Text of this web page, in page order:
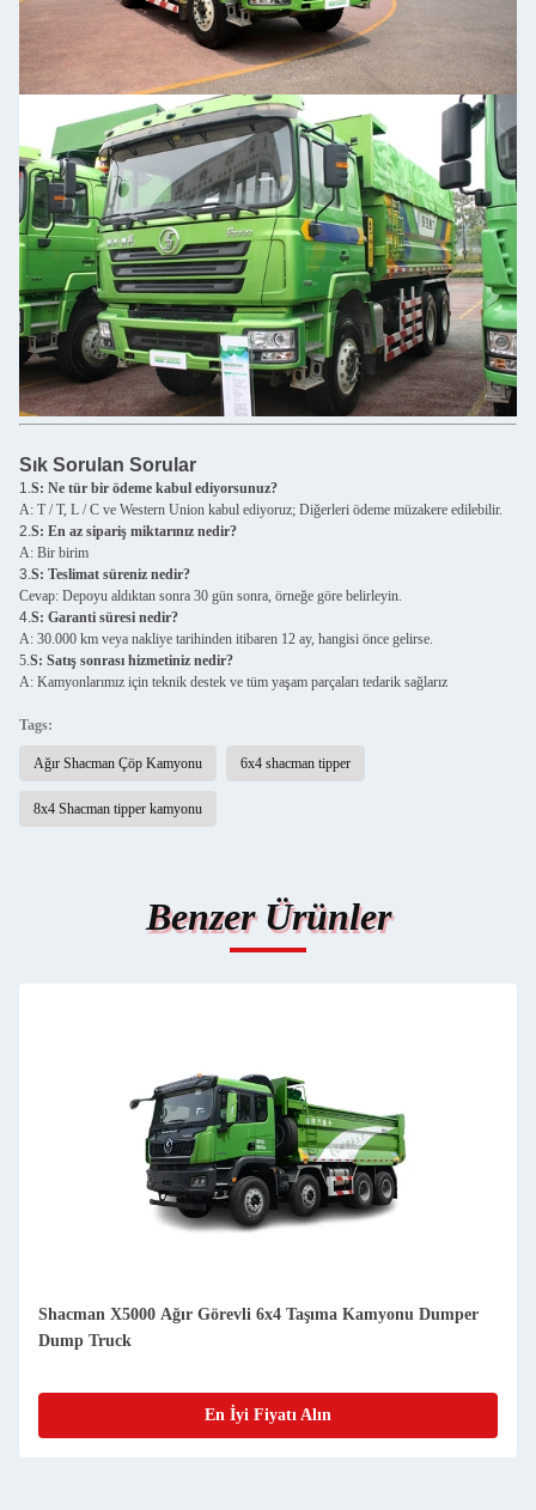
Sık Sorulan Sorular
1.S: Ne tür bir ödeme kabul ediyorsunuz?
A: T / T, L / C ve Western Union kabul ediyoruz; Diğerleri ödeme müzakere edilebilir.
2.S: En az sipariş miktarınız nedir?
A: Bir birim
3.S: Teslimat süreniz nedir?
Cevap: Depoyu aldıktan sonra 30 gün sonra, örneğe göre belirleyin.
4.S: Garanti süresi nedir?
A: 30.000 km veya nakliye tarihinden itibaren 12 ay, hangisi önce gelirse.
5.S: Satış sonrası hizmetiniz nedir?
A: Kamyonlarımız için teknik destek ve tüm yaşam parçaları tedarik sağlarız
Tags:
Ağır Shacman Çöp Kamyonu 6x4 shacman tipper
8x4 Shacman tipper kamyonu
Benzer Ürünler
Shacman X5000 Ağır Görevli 6x4 Taşıma Kamyonu Dumper
Dump Truck
En İyi Fiyatı Alın